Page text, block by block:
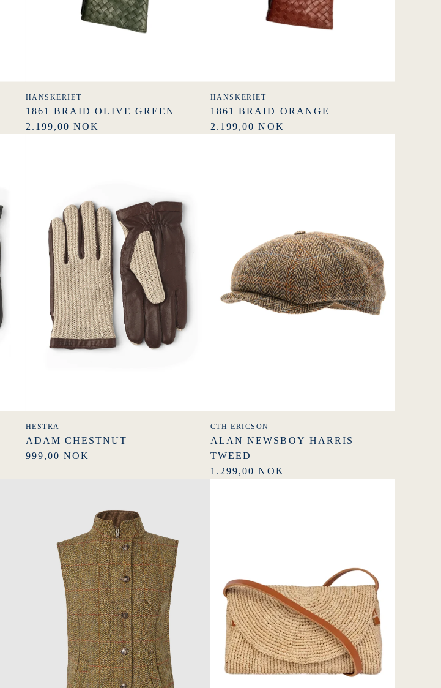
HANSKERIET
1861 BRAID OLIVE GREEN
2.199,00 NOK
HANSKERIET
1861 BRAID ORANGE
2.199,00 NOK
HESTRA
ADAM CHESTNUT
999,00 NOK
CTH ERICSON
ALAN NEWSBOY HARRIS
TWEED
1.299,00 NOK